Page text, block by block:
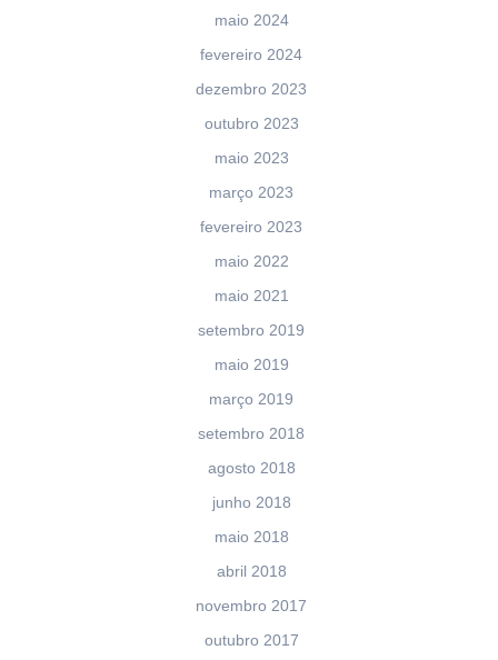
maio 2024
fevereiro 2024
dezembro 2023
outubro 2023
maio 2023
março 2023
fevereiro 2023
maio 2022
maio 2021
setembro 2019
maio 2019
março 2019
setembro 2018
agosto 2018
junho 2018
maio 2018
abril 2018
novembro 2017
outubro 2017